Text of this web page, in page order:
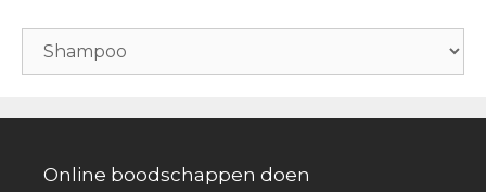
Online boodschappen doen